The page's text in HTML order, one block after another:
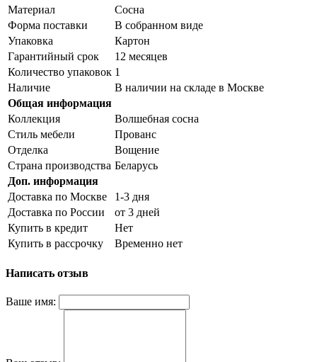
Материал
Сосна
Форма поставки
В собранном виде
Упаковка
Картон
Гарантийный срок
12 месяцев
Количество упаковок 1
Наличие
В наличии на складе в Москве
Общая информация
Коллекция
Волшебная сосна
Стиль мебели
Прованс
Отделка
Вощение
Страна производства Беларусь
Доп. информация
Доставка по Москве
1-3 дня
Доставка по России
от 3 дней
Купить в кредит
Нет
Купить в рассрочку
Временно нет
Написать отзыв
Ваше имя: